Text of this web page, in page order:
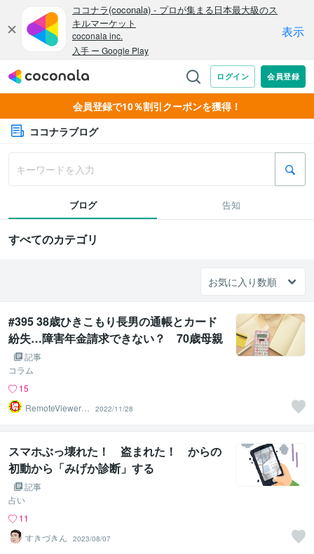
会員登録で10％割引クーポンを獲得！
ココナラブログ
ブログ 告知
すべてのカテゴリ
#395 38歳ひきこもり長男の通帳とカード
紛失…障害年金請求できない？ 70歳母親
がすべきことは？
記事
コラム
15
RemoteViewer導
2022/11/28
スマホぶっ壊れた！ 盗まれた！ からの
初動から「みげか診断」する
記事
占い
11
すきづきん
2023/08/07